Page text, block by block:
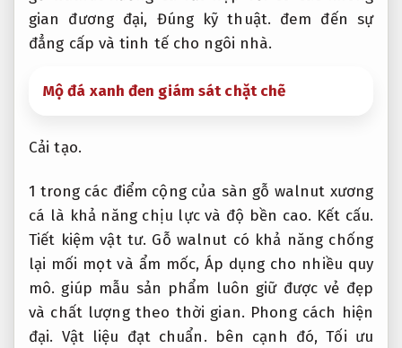
gian đương đại, Đúng kỹ thuật. đem đến sự
đẳng cấp và tinh tế cho ngôi nhà.
Mộ đá xanh đen giám sát chặt chẽ
Cải tạo.
1 trong các điểm cộng của sàn gỗ walnut xương
cá là khả năng chịu lực và độ bền cao. Kết cấu.
Tiết kiệm vật tư. Gỗ walnut có khả năng chống
lại mối mọt và ẩm mốc, Áp dụng cho nhiều quy
mô. giúp mẫu sản phẩm luôn giữ được vẻ đẹp
và chất lượng theo thời gian. Phong cách hiện
đại. Vật liệu đạt chuẩn. bên cạnh đó,Tối ưu